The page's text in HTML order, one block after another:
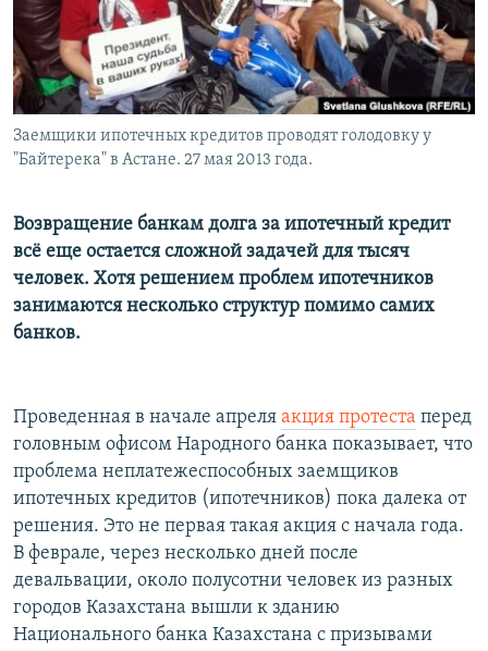
Заемщики ипотечных кредитов проводят голодовку у
"Байтерека" в Астане. 27 мая 2013 года.
Возвращение банкам долга за ипотечный кредит
всё еще остается сложной задачей для тысяч
человек. Хотя решением проблем ипотечников
занимаются несколько структур помимо самих
банков.
Проведенная в начале апреля акция протеста перед
головным офисом Народного банка показывает, что
проблема неплатежеспособных заемщиков
ипотечных кредитов (ипотечников) пока далека от
решения. Это не первая такая акция с начала года.
В феврале, через несколько дней после
девальвации, около полусотни человек из разных
городов Казахстана вышли к зданию
Национального банка Казахстана с призывами